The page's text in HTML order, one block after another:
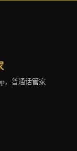
，普通话管家